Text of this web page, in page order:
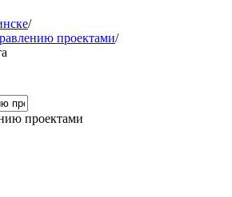
/
проектами/
проектами